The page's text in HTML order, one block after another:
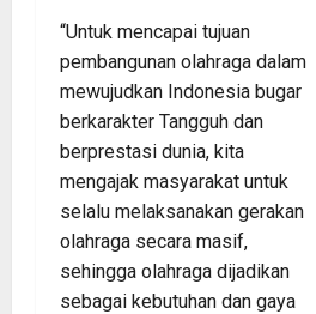
“Untuk mencapai tujuan
pembangunan olahraga dalam
mewujudkan Indonesia bugar
berkarakter Tangguh dan
berprestasi dunia, kita
mengajak masyarakat untuk
selalu melaksanakan gerakan
olahraga secara masif,
sehingga olahraga dijadikan
sebagai kebutuhan dan gaya